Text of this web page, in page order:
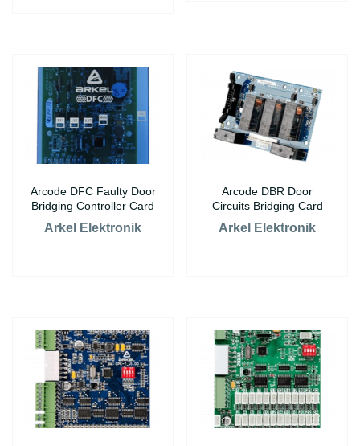
Arcode DFC Faulty Door
Bridging Controller Card
Arkel Elektronik
Arcode DBR Door
Circuits Bridging Card
Arkel Elektronik